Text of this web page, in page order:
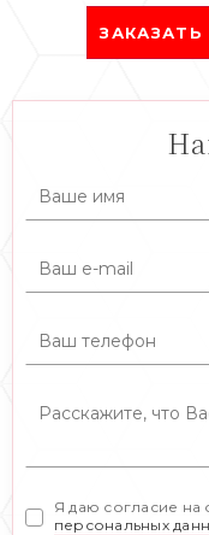
ЗАКАЗАТЬ
Я даю согласие на
персональных